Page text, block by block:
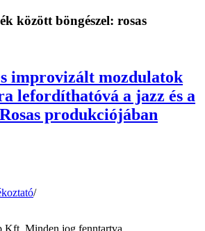
között böngészel: rosas
improvizált mozdulatok
lefordíthatóvá a jazz és a
produkciójában
/
Minden jog fenntartva.